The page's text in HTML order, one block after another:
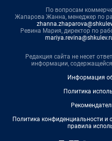
По вопросам
Жапарова Жанна, менеджер по
Ревина Мария, директор по
Редакция сайта не несет
информации,
Информация
Политика
Политика конфиденциальности и
правила